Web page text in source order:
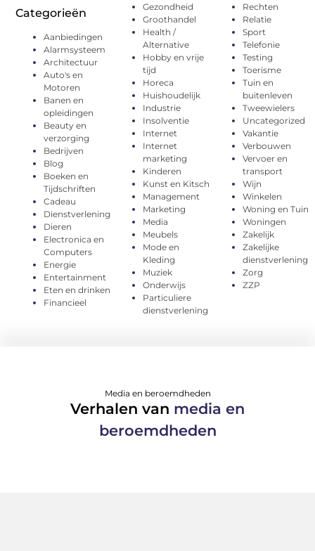
Categorieën
Aanbiedingen
Alarmsysteem
Architectuur
Auto's en
Motoren
Banen en
opleidingen
Beauty en
verzorging
Bedrijven
Blog
Boeken en
Tijdschriften
Cadeau
Dienstverlening
Dieren
Electronica en
Computers
Energie
Entertainment
Eten en drinken
Financieel
Gezondheid
Groothandel
Health /
Alternative
Hobby en vrije
tijd
Horeca
Huishoudelijk
Industrie
Insolventie
Internet
Internet
marketing
Kinderen
Kunst en Kitsch
Management
Marketing
Media
Meubels
Mode en
Kleding
Muziek
Onderwijs
Particuliere
dienstverlening
Rechten
Relatie
Sport
Telefonie
Testing
Toerisme
Tuin en
buitenleven
Tweewielers
Uncategorized
Vakantie
Verbouwen
Vervoer en
transport
Wijn
Winkelen
Woning en Tuin
Woningen
Zakelijk
Zakelijke
dienstverlening
Zorg
ZZP
Media en beroemdheden
Verhalen van media en
beroemdheden